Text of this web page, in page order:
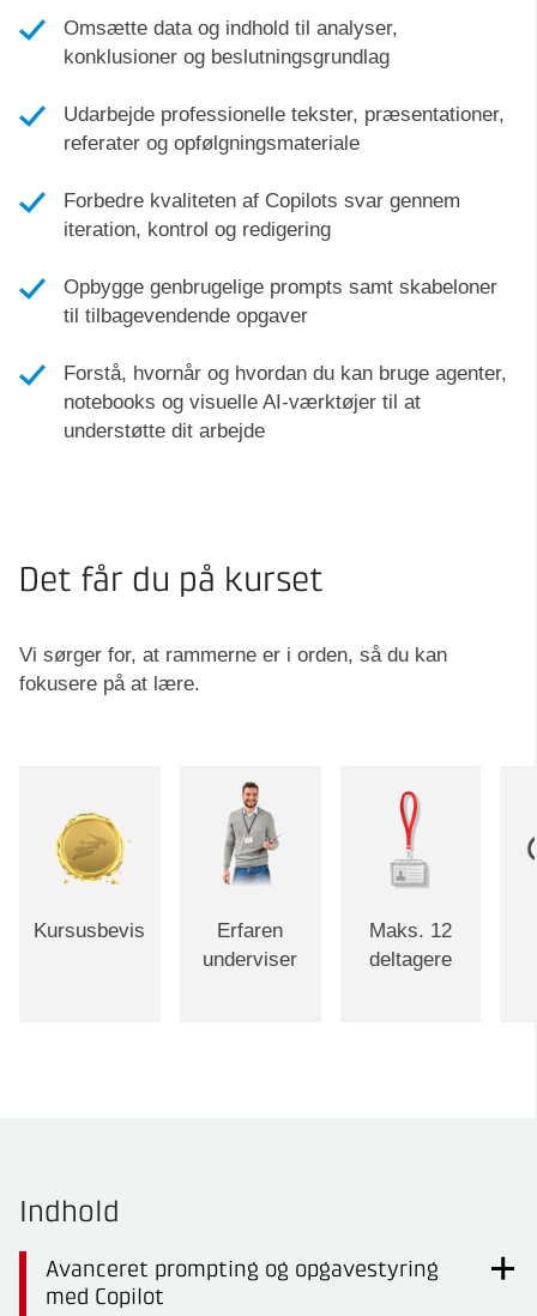
Omsætte data og indhold til analyser,
konklusioner og beslutningsgrundlag
Udarbejde professionelle tekster, præsentationer,
referater og opfølgningsmateriale
Forbedre kvaliteten af Copilots svar gennem
iteration, kontrol og redigering
Opbygge genbrugelige prompts samt skabeloner
til tilbagevendende opgaver
Forstå, hvornår og hvordan du kan bruge agenter,
notebooks og visuelle AI-værktøjer til at
understøtte dit arbejde
Det får du på kurset
Vi sørger for, at rammerne er i orden, så du kan
fokusere på at lære.
Kursusbevis
Erfaren
underviser
Maks. 12
deltagere
Indhold
Avanceret prompting og opgavestyring
med Copilot